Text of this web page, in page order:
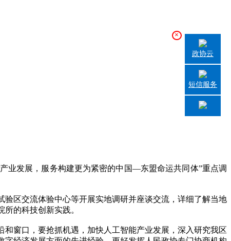
业发展，服务构建更为紧密的中国—东盟命运共同体”重点调
区交流体验中心等开展实地调研并座谈交流，详细了解当地
的科技创新实践。
窗口，要抢抓机遇，加快人工智能产业发展，深入研究我区
×
政协云
短信服务